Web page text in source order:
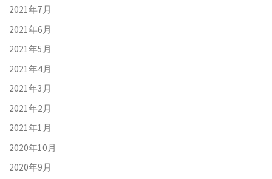
2021年7月
2021年6月
2021年5月
2021年4月
2021年3月
2021年2月
2021年1月
2020年10月
2020年9月